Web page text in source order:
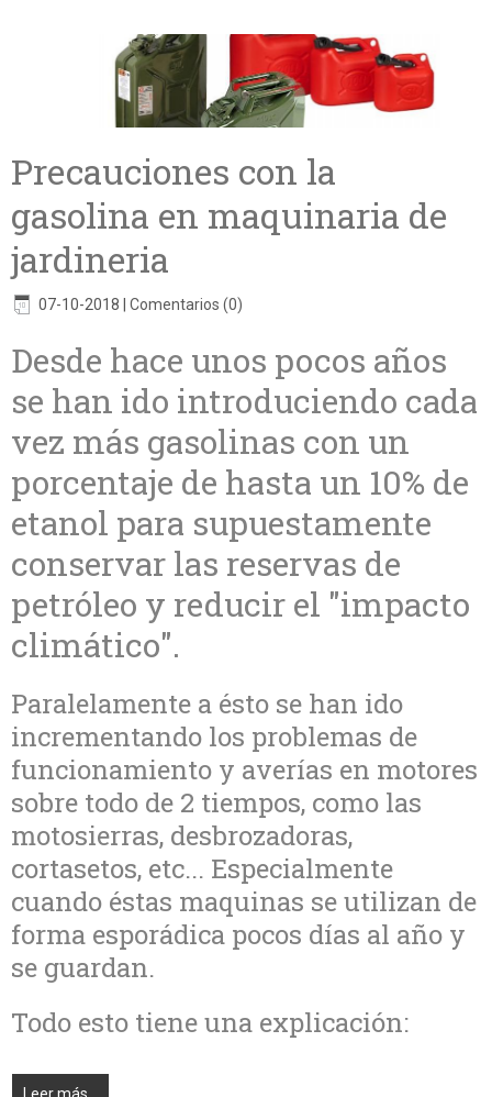
Precauciones con la
gasolina en maquinaria de
jardineria
07-10-2018 Comentarios (0)
Desde hace unos pocos años
se han ido introduciendo cada
vez más gasolinas con un
porcentaje de hasta un 10% de
etanol para supuestamente
conservar las reservas de
petróleo y reducir el "impacto
climático".
Paralelamente a ésto se han ido
incrementando los problemas de
funcionamiento y averías en motores
sobre todo de 2 tiempos, como las
motosierras, desbrozadoras,
cortasetos, etc... Especialmente
cuando éstas maquinas se utilizan de
forma esporádica pocos días al año y
se guardan.
Todo esto tiene una explicación: